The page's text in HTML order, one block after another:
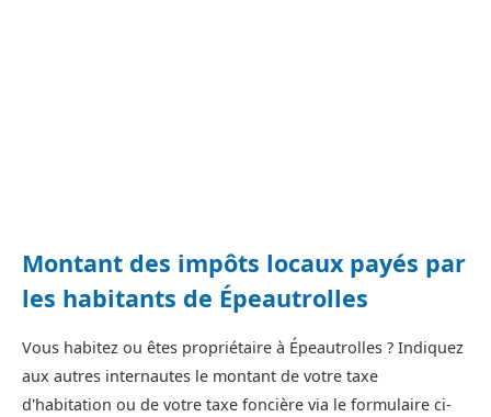
Montant des impôts locaux payés par
les habitants de Épeautrolles
Vous habitez ou êtes propriétaire à Épeautrolles ? Indiquez
aux autres internautes le montant de votre taxe
d'habitation ou de votre taxe foncière via le formulaire ci-